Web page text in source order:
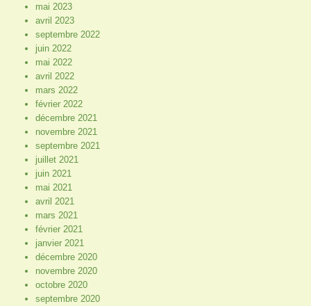
mai 2023
avril 2023
septembre 2022
juin 2022
mai 2022
avril 2022
mars 2022
février 2022
décembre 2021
novembre 2021
septembre 2021
juillet 2021
juin 2021
mai 2021
avril 2021
mars 2021
février 2021
janvier 2021
décembre 2020
novembre 2020
octobre 2020
septembre 2020